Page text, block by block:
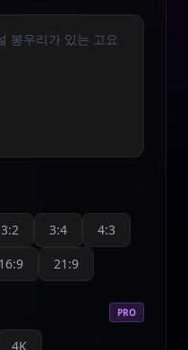
3:2 3:4
4:3
16:9 21:9
PRO
4K